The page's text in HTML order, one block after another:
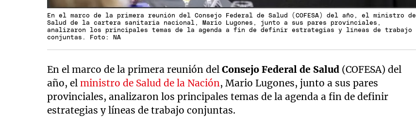
En el marco de la primera reunión del Consejo Federal de Salud (COFESA) del año, el ministro de
Salud de la cartera sanitaria nacional, Mario Lugones, junto a sus pares provinciales,
analizaron los principales temas de la agenda a fin de definir estrategias y líneas de trabajo
conjuntas. Foto: NA
En el marco de la primera reunión delConsejo Federal de Salud (COFESA) del
año, elministro de Salud de la Nación, Mario Lugones, junto a sus pares
provinciales, analizaron los principales temas de la agenda a fin de definir
estrategias y líneas de trabajo conjuntas.